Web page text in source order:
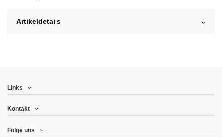
Artikeldetails
Links
Kontakt
Folge uns